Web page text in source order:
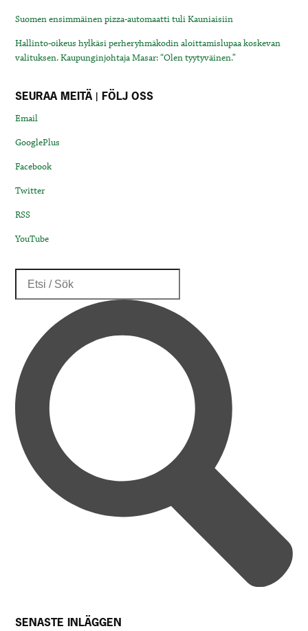
Suomen ensimmäinen pizza-automaatti tuli Kauniaisiin
Hallinto-oikeus hylkäsi perheryhmäkodin aloittamislupaa koskevan
valituksen. Kaupunginjohtaja Masar: “Olen tyytyväinen.”
SEURAA MEITÄ | FÖLJ OSS
Email
GooglePlus
Facebook
Twitter
RSS
YouTube
SENASTE INLÄGGEN